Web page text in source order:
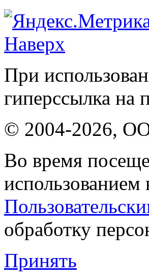
Наверх
При
гиперссылка на
© 2004-2026,
Во время
обработку
Принять